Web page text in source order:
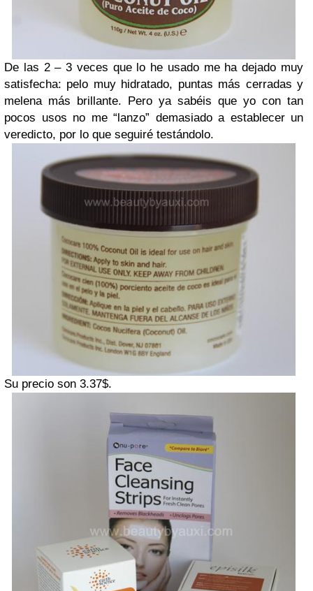
De las 2 – 3 veces que lo he usado me ha dejado muy
satisfecha: pelo muy hidratado, puntas más cerradas y
melena más brillante. Pero ya sabéis que yo con tan
pocos usos no me “lanzo” demasiado a establecer un
veredicto, por lo que seguiré testándolo.
Su precio son 3.37$.